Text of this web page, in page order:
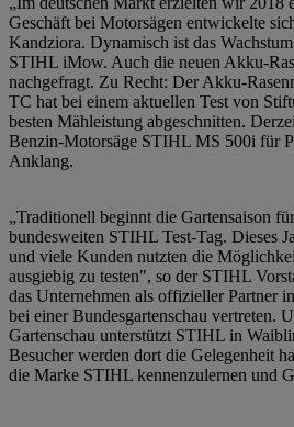
Geschäft bei Motorsägen entwickelte
Kandziora. Dynamisch ist das
STIHL iMow. Auch die neuen Akku-
nachgefragt. Zu Recht: Der Akku-
TC hat bei einem aktuellen Test von
besten Mähleistung abgeschnitten.
Benzin-Motorsäge STIHL MS 500i für
Anklang.
„Traditionell beginnt die Gartensaison
bundesweiten STIHL Test-Tag. Dieses
und viele Kunden nutzten die
ausgiebig zu testen", so der STIHL
das Unternehmen als offizieller Partner
bei einer Bundesgartenschau vertreten.
Gartenschau unterstützt STIHL in
Besucher werden dort die Gelegenheit
die Marke STIHL kennenzulernen und